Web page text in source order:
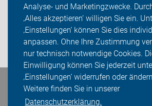
Analyse- und Marketingzwecke.
‚Alles akzeptieren‘ willigen Sie ein.
‚Einstellungen‘ können Sie dies
anpassen. Ohne Ihre Zustimmung
nur technisch notwendige Cookies.
Einwilligung können Sie jederzeit
‚Einstellungen‘ widerrufen oder
Weitere finden Sie in unserer
Datenschutzerklärung.
Sei dabei
Presse
Login
Bleiben Sie in Kontakt